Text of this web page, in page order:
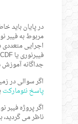
در پایان باید
مربوط به فیبر
اجرایی متعددی
جداگانه
اگر سوالی در
پاسخ نئومارکت
اگر پروژه فیبر
ناظر می گردید،